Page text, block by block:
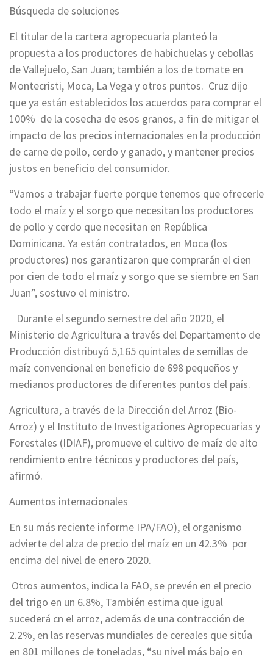
Búsqueda de soluciones
El titular de la cartera agropecuaria planteó la
propuesta a los productores de habichuelas y cebollas
de Vallejuelo, San Juan; también a los de tomate en
Montecristi, Moca, La Vega y otros puntos. Cruz dijo
que ya están establecidos los acuerdos para comprar el
100% de la cosecha de esos granos, a fin de mitigar el
impacto de los precios internacionales en la producción
de carne de pollo, cerdo y ganado, y mantener precios
justos en beneficio del consumidor.
“Vamos a trabajar fuerte porque tenemos que ofrecerle
todo el maíz y el sorgo que necesitan los productores
de pollo y cerdo que necesitan en República
Dominicana. Ya están contratados, en Moca (los
productores) nos garantizaron que comprarán el cien
por cien de todo el maíz y sorgo que se siembre en San
Juan”, sostuvo el ministro.
Durante el segundo semestre del año 2020, el
Ministerio de Agricultura a través del Departamento de
Producción distribuyó 5,165 quintales de semillas de
maíz convencional en beneficio de 698 pequeños y
medianos productores de diferentes puntos del país.
Agricultura, a través de la Dirección del Arroz (Bio-
Arroz) y el Instituto de Investigaciones Agropecuarias y
Forestales (IDIAF), promueve el cultivo de maíz de alto
rendimiento entre técnicos y productores del país,
afirmó.
Aumentos internacionales
En su más reciente informe IPA/FAO), el organismo
advierte del alza de precio del maíz en un 42.3% por
encima del nivel de enero 2020.
Otros aumentos, indica la FAO, se prevén en el precio
del trigo en un 6.8%, También estima que igual
sucederá cn el arroz, además de una contracción de
2.2%, en las reservas mundiales de cereales que sitúa
en 801 millones de toneladas, “su nivel más bajo en